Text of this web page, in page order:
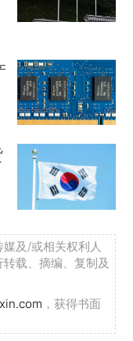
及/或相关权利人
载、摘编、复制及
，获得书面